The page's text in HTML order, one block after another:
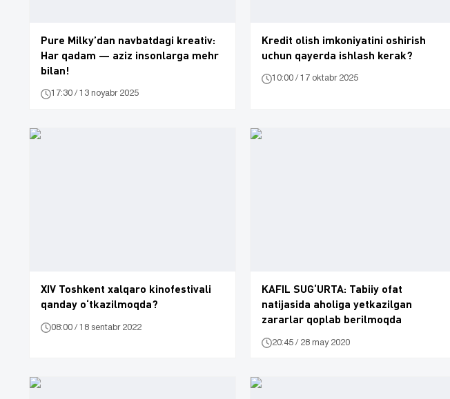
Pure Milky’dan navbatdagi kreativ:
Har qadam — aziz insonlarga mehr
bilan!
17:30 / 13 noyabr 2025
Kredit olish imkoniyatini oshirish
uchun qayerda ishlash kerak?
10:00 / 17 oktabr 2025
XIV Toshkent xalqaro kinofestivali
qanday o‘tkazilmoqda?
08:00 / 18 sentabr 2022
KAFIL SUG‘URTA: Tabiiy ofat
natijasida aholiga yetkazilgan
zararlar qoplab berilmoqda
20:45 / 28 may 2020